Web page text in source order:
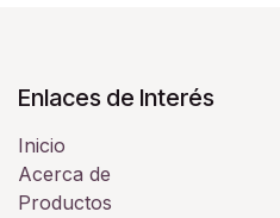
Enlaces de Interés
Inicio
Acerca de
Productos